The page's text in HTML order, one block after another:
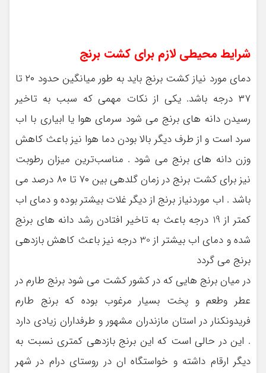
شرایط محیطی لازم برای کشت برنج
دمای مورد نیاز کشت برنج باید به طور میانگین حدود ۲۰ تا
۳۷ درجه باشد. یکی از نکات مهمی که سبب به تاخیر
رسیدن دانه های برنج می شود سرمای هوا یا ابیاری با اب
سرد است و از طرف دیگر بالا بودن دما هوا نیز باعث کاهش
وزن دانه های برنج می شود . مناسب‌ترین میزان رطوبت
نیز برای کشت برنج در زمان گلدهی بین ۷۰ تا ۸۰ درصد می
باشد . اب موردنیاز برنج از دیگر غلات بیشتر بوده و دمای اب
کمتر از 19 درجه باعث به تاخیر افتادن رشد دانه های برنج
شده و دمای اب بیشتر از 30 درجه نیز باعث کاهش بازدهی
برنج می گردد
در میان برنج هایی که در کشور کشت می شود برنج طارم در
عطر وطعم و پخت بسیار مرغوب بوده که برنج طارم
فریدونکنار در استان مازندران مشهور و طرفداران زیادی دارد
. این در حالی است که این برنج بازدهی کمتری نسبت به
دیگر ارقام داشته و خواستگاه ان در روستای درام در شهر